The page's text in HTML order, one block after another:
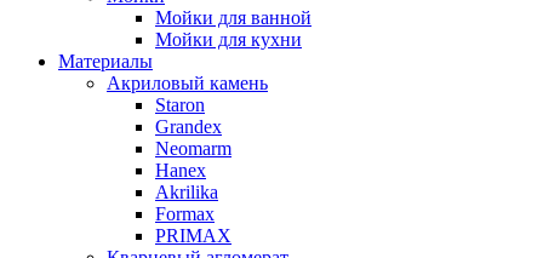
Мойки для ванной
Мойки для кухни
Материалы
Акриловый камень
Staron
Grandex
Neomarm
Hanex
Akrilika
Formax
PRIMAX